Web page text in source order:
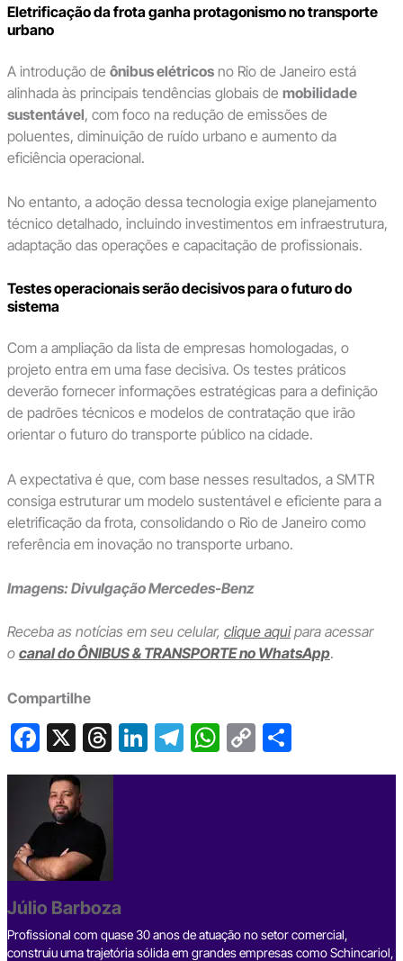
Eletrificação da frota ganha protagonismo no transporte
urbano
A introdução de ônibus elétricosno Rio de Janeiro está
alinhada às principais tendências globais de mobilidade
sustentável, com foco na redução de emissões de
poluentes, diminuição de ruído urbano e aumento da
eficiência operacional.
No entanto, a adoção dessa tecnologia exige planejamento
técnico detalhado, incluindo investimentos em infraestrutura,
adaptação das operações e capacitação de profissionais.
Testes operacionais serão decisivos para o futuro do
sistema
Com a ampliação da lista de empresas homologadas, o
projeto entra em uma fase decisiva. Os testes práticos
deverão fornecer informações estratégicas para a definição
de padrões técnicos e modelos de contratação que irão
orientar o futuro do transporte público na cidade.
A expectativa é que, com base nesses resultados, a SMTR
consiga estruturar um modelo sustentável e eficiente para a
eletrificação da frota, consolidando o Rio de Janeiro como
referência em inovação no transporte urbano.
Imagens: Divulgação Mercedes-Benz
Receba as notícias em seu celular, clique aquipara acessar
o canal do ÔNIBUS & TRANSPORTE no WhatsApp.
Compartilhe
F
a
c
e
b
o
o
k
X T
hr
s
Li
n
T
el
W
h
C
o
S
h
Júlio Barboza
Profissional com quase 30 anos de atuação no setor comercial,
construiu uma trajetória sólida em grandes empresas como Schincariol,